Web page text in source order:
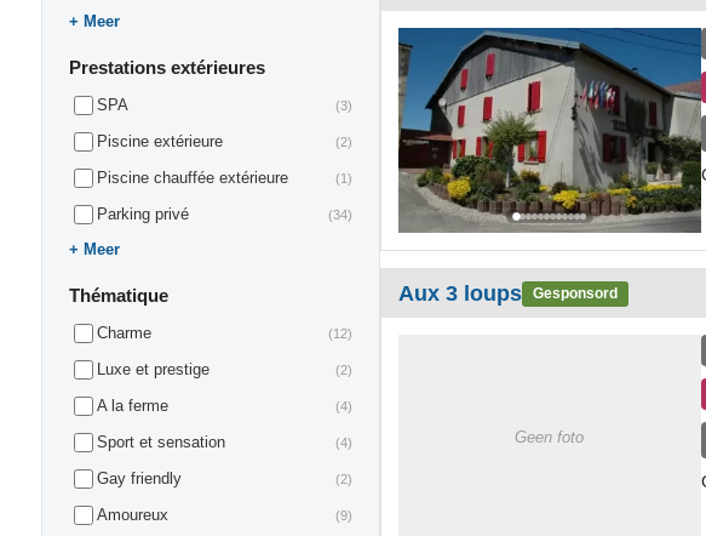
Meer
Prestations extérieures
SPA (3)
Piscine extérieure (2)
Piscine chauffée extérieure (1)
Parking privé (34)
Meer
Thématique
Charme (12)
Luxe et prestige (2)
A la ferme (4)
Sport et sensation (4)
Gay friendly (2)
Amoureux (9)
Aux 3 loups Gesponsord
Geen foto